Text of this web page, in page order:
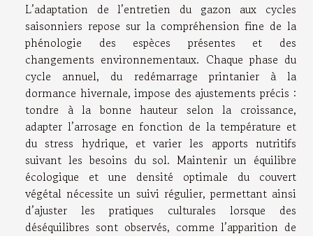
L’adaptation de l’entretien du gazon aux cycles
saisonniers repose sur la compréhension fine de la
phénologie des espèces présentes et des
changements environnementaux. Chaque phase du
cycle annuel, du redémarrage printanier à la
dormance hivernale, impose des ajustements précis :
tondre à la bonne hauteur selon la croissance,
adapter l’arrosage en fonction de la température et
du stress hydrique, et varier les apports nutritifs
suivant les besoins du sol. Maintenir un équilibre
écologique et une densité optimale du couvert
végétal nécessite un suivi régulier, permettant ainsi
d’ajuster les pratiques culturales lorsque des
déséquilibres sont observés, comme l’apparition de